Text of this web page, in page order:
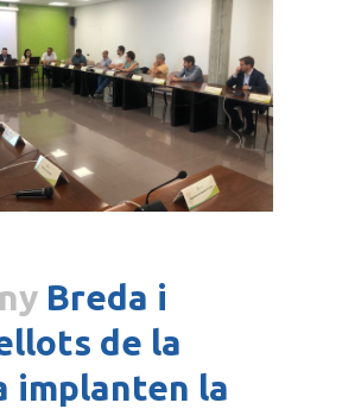
Breda i
de la
implanten la